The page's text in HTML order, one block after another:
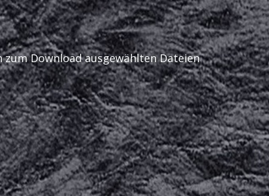
Download ausgewählten Dateien